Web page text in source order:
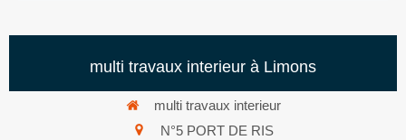
multi travaux interieur à Limons
multi travaux interieur
N°5 PORT DE RIS